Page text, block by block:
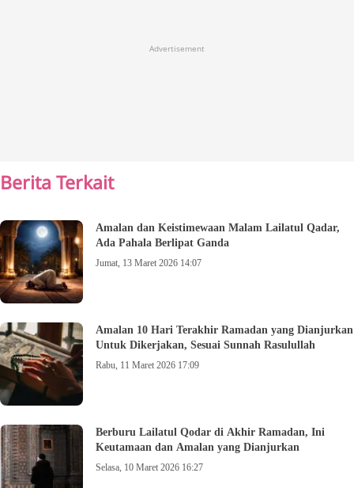
Advertisement
Berita Terkait
Amalan dan Keistimewaan Malam Lailatul Qadar,
Ada Pahala Berlipat Ganda
Jumat, 13 Maret 2026 14:07
Amalan 10 Hari Terakhir Ramadan yang Dianjurkan
Untuk Dikerjakan, Sesuai Sunnah Rasulullah
Rabu, 11 Maret 2026 17:09
Berburu Lailatul Qodar di Akhir Ramadan, Ini
Keutamaan dan Amalan yang Dianjurkan
Selasa, 10 Maret 2026 16:27